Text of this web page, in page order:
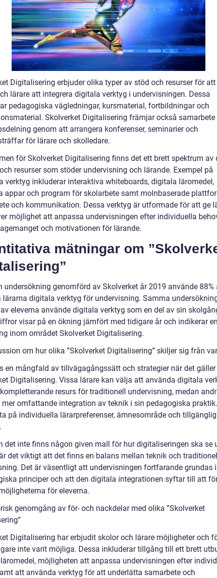
Digitalisering erbjuder olika typer av stöd och resurser för
lärare att integrera digitala verktyg i undervisningen. Dessa
pedagogiska vägledningar, kursmaterial, fortbildningar och
Skolverket Digitalisering främjar också samarbete
genom att arrangera konferenser, seminarier och
för lärare och skolledare.
för Skolverket Digitalisering finns det ett brett spektrum av
resurser som stöder undervisning och lärande. Exempel på
verktyg inkluderar interaktiva whiteboards, digitala läromedel,
appar och program för skolarbete samt molnbaserade
och kommunikation. Dessa verktyg är utformade för att ge
möjlighet att anpassa undervisningen efter individuella
och motivationen för lärande.
mätningar om
undersökning genomförd av Skolverket år 2019 använde 88%
lärarna digitala verktyg för undervisning. Samma
eleverna använde digitala verktyg som en del av sin
visar på en ökning jämfört med tidigare år och indikerar
inom området Skolverket Digitalisering.
om hur olika ”Skolverket Digitalisering” skiljer sig från
en mångfald av tillvägagångssätt och strategier när det gäller
Digitalisering. Vissa lärare kan välja att använda digitala
resurs för traditionell undervisning, medan
mer omfattande integration av teknik i sin pedagogiska
på individuella lärarpreferenser, ämnesområde och
det inte finns någon given mall för hur digitaliseringen ska se
det viktigt att det finns en balans mellan teknik och
Det är väsentligt att undervisningen fortfarande grundas i
principer och att den digitala integrationen syftar till att
för eleverna.
genomgång av för- och nackdelar med olika ”Skolverket
Digitalisering har erbjudit skolor och lärare möjligheter och
inte varit möjliga. Dessa inkluderar tillgång till ett brett
möjligheten att anpassa undervisningen efter
att använda verktyg för att underlätta samarbete och